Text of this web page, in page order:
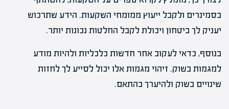
בסמינרים ולקבל ייעוץ ממומחי השקעות. הידע שתרכוש
יעניק לך ביטחון ויכולת לקבל החלטות נכונות יותר.
בנוסף, כדאי לעקוב אחר חדשות כלכליות ולהיות מודע
למגמות בשוק. זיהוי מגמות אלו יכול לסייע לך לחזות
שינויים בשוק ולהיערך בהתאם.